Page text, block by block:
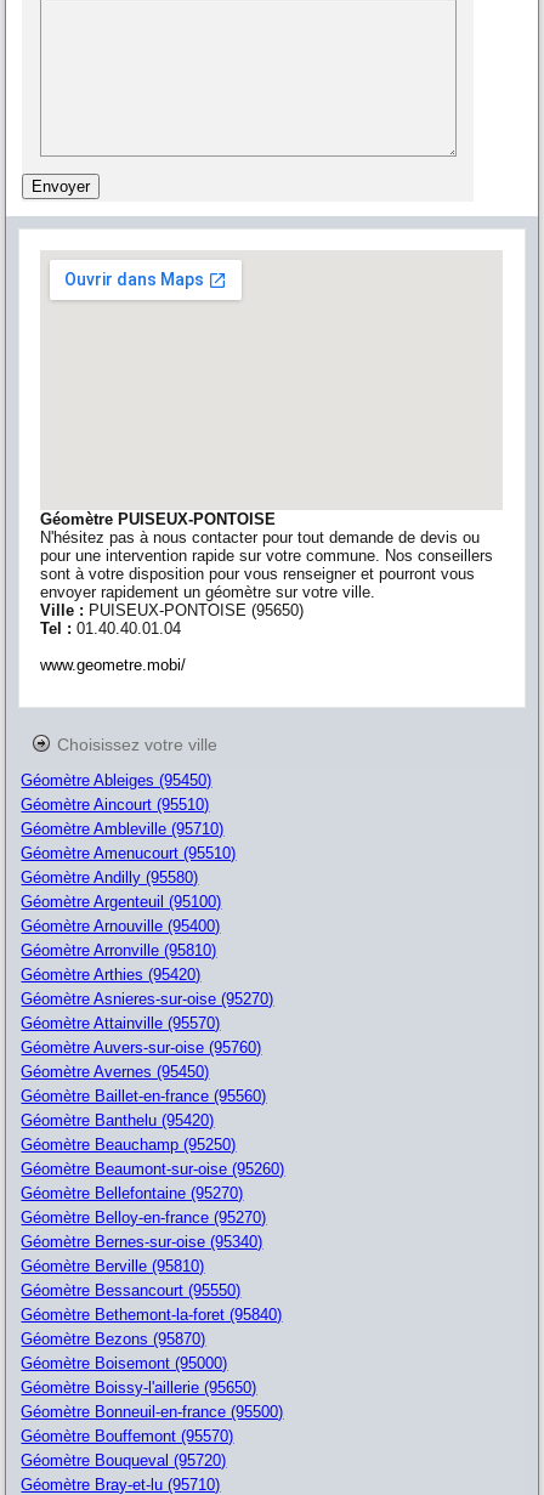
Géomètre PUISEUX-PONTOISE
N'hésitez pas à nous contacter pour tout demande de devis ou
pour une intervention rapide sur votre commune. Nos conseillers
sont à votre disposition pour vous renseigner et pourront vous
envoyer rapidement un géomètre sur votre ville.
Ville : PUISEUX-PONTOISE (95650)
Tel :01.40.40.01.04
www.geometre.mobi/
Choisissez votre ville
Géomètre Ableiges (95450)
Géomètre Aincourt (95510)
Géomètre Ambleville (95710)
Géomètre Amenucourt (95510)
Géomètre Andilly (95580)
Géomètre Argenteuil (95100)
Géomètre Arnouville (95400)
Géomètre Arronville (95810)
Géomètre Arthies (95420)
Géomètre Asnieres-sur-oise (95270)
Géomètre Attainville (95570)
Géomètre Auvers-sur-oise (95760)
Géomètre Avernes (95450)
Géomètre Baillet-en-france (95560)
Géomètre Banthelu (95420)
Géomètre Beauchamp (95250)
Géomètre Beaumont-sur-oise (95260)
Géomètre Bellefontaine (95270)
Géomètre Belloy-en-france (95270)
Géomètre Bernes-sur-oise (95340)
Géomètre Berville (95810)
Géomètre Bessancourt (95550)
Géomètre Bethemont-la-foret (95840)
Géomètre Bezons (95870)
Géomètre Boisemont (95000)
Géomètre Boissy-l'aillerie (95650)
Géomètre Bonneuil-en-france (95500)
Géomètre Bouffemont (95570)
Géomètre Bouqueval (95720)
Géomètre Bray-et-lu (95710)